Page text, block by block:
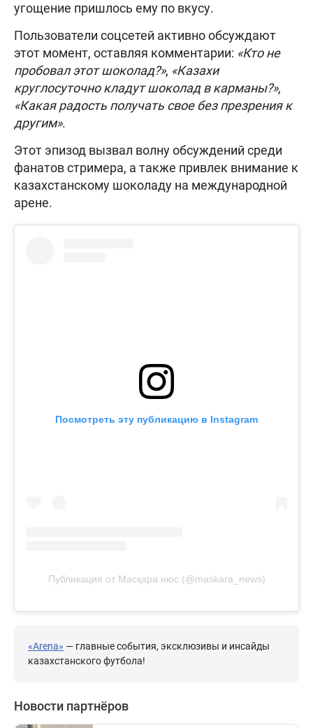
угощение пришлось ему по вкусу.
Пользователи соцсетей активно обсуждают
этот момент, оставляя комментарии: «Кто не
пробовал этот шоколад?», «Казахи
круглосуточно кладут шоколад в карманы?»,
«Какая радость получать свое без презрения к
другим».
Этот эпизод вызвал волну обсуждений среди
фанатов стримера, а также привлек внимание к
казахстанскому шоколаду на международной
арене.
Посмотреть эту публикацию в Instagram
Публикация от Масқара нюс (@maskara_news)
«Arena» — главные события, эксклюзивы и инсайды
казахстанского футбола!